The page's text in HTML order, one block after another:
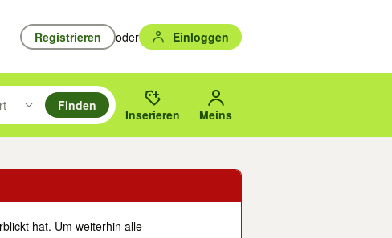
Registrieren oder Einloggen
durchsuchen und mit Eingabetaste auswählen.
um zu suchen, oder Vorschläge mit den Pfeiltasten nach oben/
des gewählten Orts oder PLZ.
Finden
Inserieren Meins
hat. Um weiterhin alle